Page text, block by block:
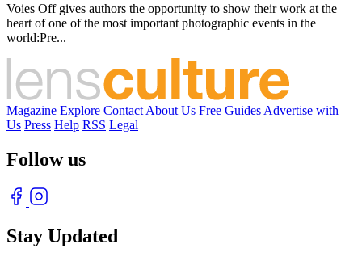
Voies Off gives authors the opportunity to show their work at the
heart of one of the most important photographic events in the
world:Pre...
Magazine Explore Contact About Us Free Guides Advertise with
Us Press Help RSS Legal
Follow us
Stay Updated